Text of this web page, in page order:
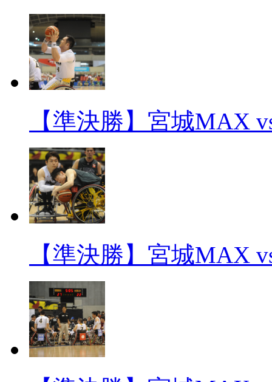
【準決勝】宮城MAX
【準決勝】宮城MAX